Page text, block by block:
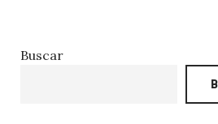
Buscar